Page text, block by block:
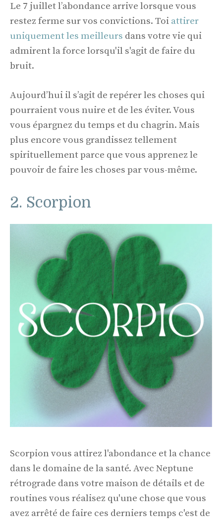
Le 7 juillet l’abondance arrive lorsque vous
restez ferme sur vos convictions. Toi attirer
uniquement les meilleurs dans votre vie qui
admirent la force lorsqu'il s'agit de faire du
bruit.
Aujourd’hui il s’agit de repérer les choses qui
pourraient vous nuire et de les éviter. Vous
vous épargnez du temps et du chagrin. Mais
plus encore vous grandissez tellement
spirituellement parce que vous apprenez le
pouvoir de faire les choses par vous-même.
2. Scorpion
Scorpion vous attirez l'abondance et la chance
dans le domaine de la santé. Avec Neptune
rétrograde dans votre maison de détails et de
routines vous réalisez qu'une chose que vous
avez arrêté de faire ces derniers temps c'est de